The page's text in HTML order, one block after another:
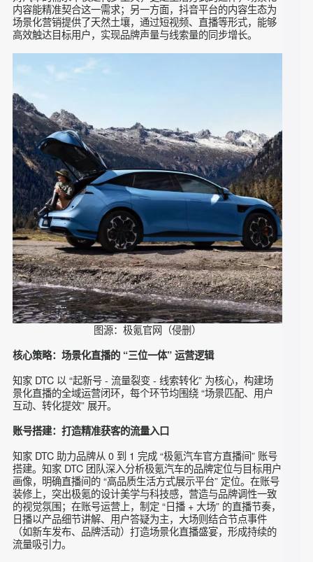
对于极氪汽车而言，布局场景化内容营销具有战略意义。一方
面，极氪的目标用户以年轻、追求品质生活的群体为主，他们
内容能精准契合这一需求；另一方面，抖音平台的内容生态为
场景化营销提供了天然土壤，通过短视频、直播等形式，能够
高效触达目标用户，实现品牌声量与线索量的同步增长。
知家 DTC 以 “起新号 - 流量裂变 - 线索转化” 为核心，构建场
景化直播的全域运营闭环，每个环节均围绕 “场景匹配、用户
互动、转化提效” 展开。
账号搭建：打造精准获客的流量入口